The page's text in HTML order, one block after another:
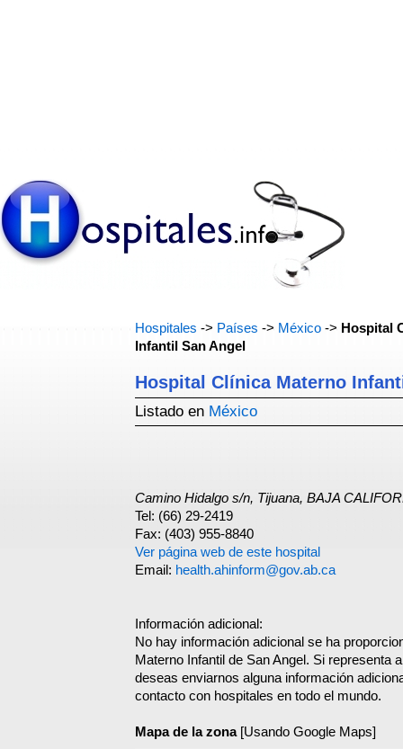
Hospitales -> Países -> México -> Hospital
Infantil San Angel
Hospital Clínica Materno
Listado en México
Camino Hidalgo s/n, Tijuana, BAJA
Tel: (66) 29-2419
Fax: (403) 955-8840
Ver página web de este hospital
Email: health.ahinform@gov.ab.ca
Información adicional:
No hay información adicional se ha
Materno Infantil de San Angel. Si representa
deseas enviarnos alguna información
contacto con hospitales en todo el mundo.
Mapa de la zona[Usando Google Maps]